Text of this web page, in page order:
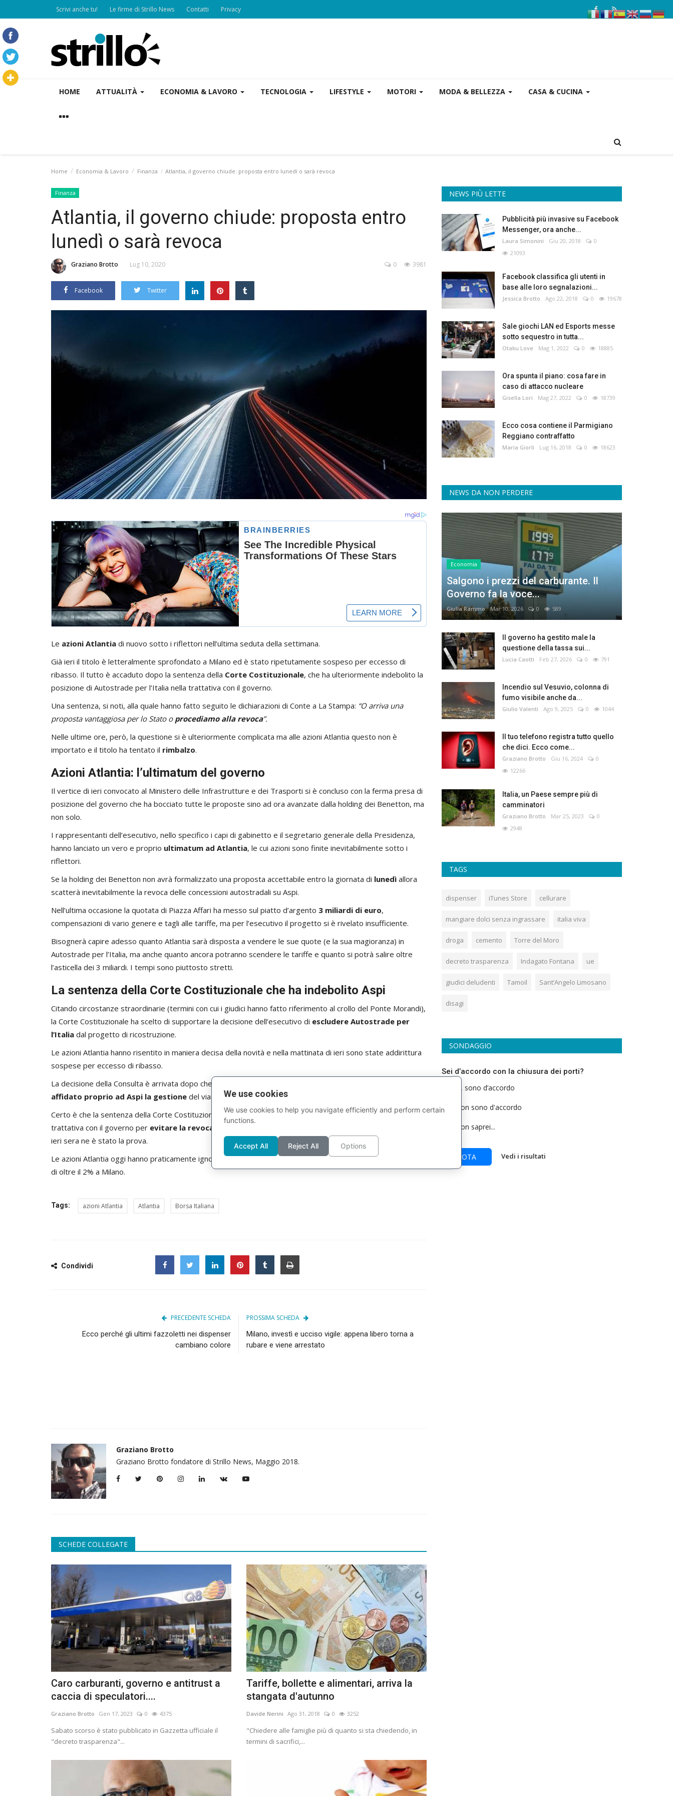
Scrivi anche tu! Le firme di Strillo News Contatti Privacy
HOME ATTUALITÀ ECONOMIA & LAVORO TECNOLOGIA LIFESTYLE MOTORI MODA & BELLEZZA CASA & CUCINA
Home Economia & Lavoro Finanza Atlantia, il governo chiude: proposta entro lunedì o sarà revoca
Finanza
Atlantia, il governo chiude: proposta entro
lunedì o sarà revoca
Graziano Brotto Lug 10, 2020 3981
0
Facebook Twitter
Le azioni Atlantia di nuovo sotto i riflettori nell’ultima seduta della settimana.
Già ieri il titolo è letteralmente sprofondato a Milano ed è stato ripetutamente sospeso per eccesso di
ribasso. Il tutto è accaduto dopo la sentenza della Corte Costituzionale, che ha ulteriormente indebolito la
posizione di Autostrade per l’Italia nella trattativa con il governo.
Una sentenza, si noti, alla quale hanno fatto seguito le dichiarazioni di Conte a La Stampa: “O arriva una
proposta vantaggiosa per lo Stato o procediamo alla revoca”.
Nelle ultime ore, però, la questione si è ulteriormente complicata ma alle azioni Atlantia questo non è
importato e il titolo ha tentato il rimbalzo.
Azioni Atlantia: l’ultimatum del governo
Il vertice di ieri convocato al Ministero delle Infrastrutture e dei Trasporti si è concluso con la ferma presa di
posizione del governo che ha bocciato tutte le proposte sino ad ora avanzate dalla holding dei Benetton, ma
non solo.
I rappresentanti dell’esecutivo, nello specifico i capi di gabinetto e il segretario generale della Presidenza,
hanno lanciato un vero e proprio ultimatum ad Atlantia, le cui azioni sono finite inevitabilmente sotto i
riflettori.
Se la holding dei Benetton non avrà formalizzato una proposta accettabile entro la giornata di lunedì allora
scatterà inevitabilmente la revoca delle concessioni autostradali su Aspi.
Nell’ultima occasione la quotata di Piazza Affari ha messo sul piatto d’argento 3 miliardi di euro,
compensazioni di vario genere e tagli alle tariffe, ma per l’esecutivo il progetto si è rivelato insufficiente.
Bisognerà capire adesso quanto Atlantia sarà disposta a vendere le sue quote (e la sua magioranza) in
Autostrade per l’Italia, ma anche quanto ancora potranno scendere le tariffe e quanto si potrà salire oltre
l’asticella dei 3 miliardi. I tempi sono piuttosto stretti.
La sentenza della Corte Costituzionale che ha indebolito Aspi
Citando circostanze straordinarie (termini con cui i giudici hanno fatto riferimento al crollo del Ponte Morandi),
la Corte Costituzionale ha scelto di supportare la decisione dell’esecutivo di escludere Autostrade per
l’Italia dal progetto di ricostruzione.
Le azioni Atlantia hanno risentito in maniera decisa della novità e nella mattinata di ieri sono state addirittura
sospese per eccesso di ribasso.
La decisione della Consulta è arrivata dopo che il Ministero delle Infrastrutture ha comunicato di aver
affidato proprio ad Aspi la gestione del viadotto sul Polcevera contribuendo ad alimentare il dibattito.
Certo è che la sentenza della Corte Costituzionale ha indebolito (e non poco) la posizione dei Benetton nella
trattativa con il governo per evitare la revoca delle concessioni autostradali
ieri sera ne è stato la prova.
Le azioni Atlantia oggi hanno praticamente ignorato le notizie di ieri sera e hanno ripreso a scambiare in rialzo
di oltre il 2% a Milano.
Tags: azioni Atlantia Atlantia Borsa Italiana
Condividi
PRECEDENTE SCHEDA
Ecco perché gli ultimi fazzoletti nei dispenser
cambiano colore
PROSSIMA SCHEDA
Milano, investì e ucciso vigile: appena libero torna a
rubare e viene arrestato
Graziano Brotto
Graziano Brotto fondatore di Strillo News, Maggio 2018.
SCHEDE COLLEGATE
Caro carburanti, governo e antitrust a
caccia di speculatori....
Graziano Brotto Gen 17, 2023 0 4375
Sabato scorso è stato pubblicato in Gazzetta ufficiale il
"decreto trasparenza"...
Tariffe, bollette e alimentari, arriva la
stangata d'autunno
Davide Nerini Ago 31, 2018 0 3252
"Chiedere alle famiglie più di quanto si sta chiedendo, in
termini di sacrifici,...
NEWS PIÙ LETTE
Pubblicità più invasive su Facebook
Messenger, ora anche...
Laura Simonini Giu 20, 2018
0
21093
Facebook classifica gli utenti in
base alle loro segnalazioni...
Jessica Brotto Ago 22, 2018 0 19678
Sale giochi LAN ed Esports messe
sotto sequestro in tutta...
Otaku Love Mag 1, 2022 0 18885
Ora spunta il piano: cosa fare in
caso di attacco nucleare
Gisella Lori Mag 27, 2022 0 18739
Ecco cosa contiene il Parmigiano
Reggiano contraffatto
Maria Giorli Lug 16, 2018 0 18623
NEWS DA NON PERDERE
Economia
Salgono i prezzi del carburante. Il
Governo fa la voce...
Giulia Rammo Mar 10, 2026 0 589
Il governo ha gestito male la
questione della tassa sui...
Lucia Caotti Feb 27, 2026 0 791
Incendio sul Vesuvio, colonna di
fumo visibile anche da...
Giulio Valenti Ago 9, 2025 0 1044
Il tuo telefono registra tutto quello
che dici. Ecco come...
Graziano Brotto Giu 16, 2024
0
12266
Italia, un Paese sempre più di
camminatori
Graziano Brotto Mar 25, 2023
0
2948
TAGS
dispenser iTunes Store cellurare
mangiare dolci senza ingrassare italia viva
droga cemento Torre del Moro
decreto trasparenza Indagato Fontana ue
giudici deludenti Tamoil Sant’Angelo Limosano
disagi
SONDAGGIO
Sei d’accordo con la chiusura dei porti?
Si, sono d’accordo
Non sono d'accordo
Non saprei...
VOTA Vedi i risultati
We use cookies
We use cookies to help you navigate efficiently and perform certain
functions.
Accept All Reject All Options